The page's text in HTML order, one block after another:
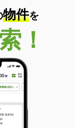
物件を
！